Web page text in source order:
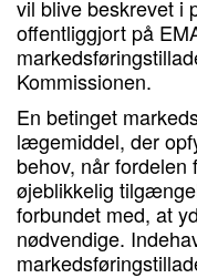
vil blive beskrevet i
offentliggjort på
Kommissionen.
En betinget
lægemiddel, der
behov, når fordelen
øjeblikkelig
forbundet med, at
nødvendige.